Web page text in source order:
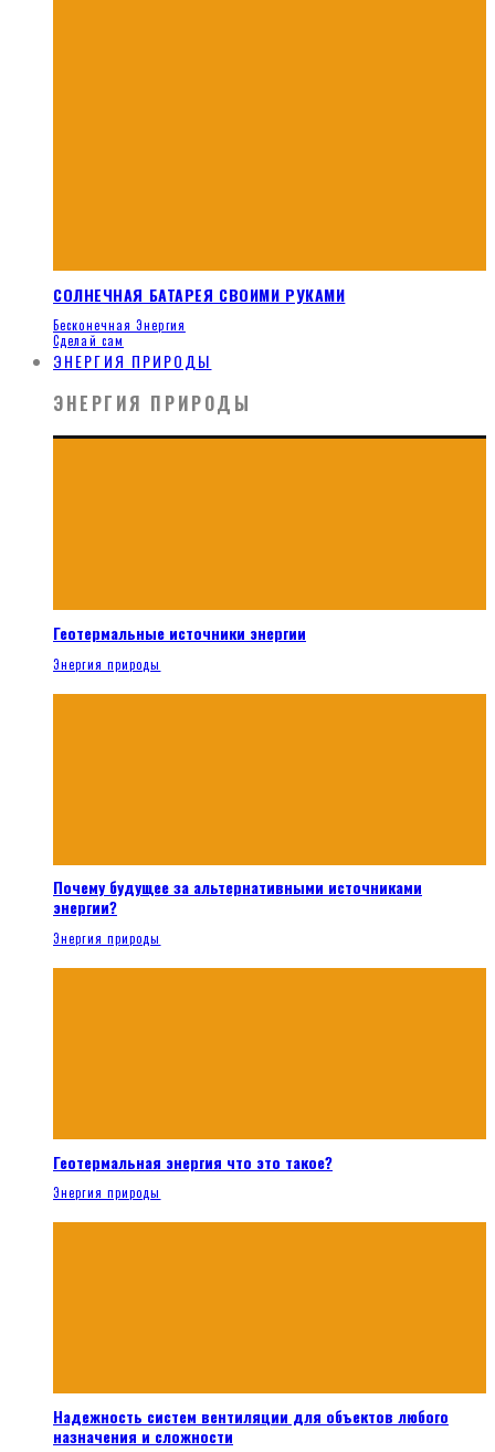
СОЛНЕЧНАЯ БАТАРЕЯ СВОИМИ РУКАМИ
Бесконечная Энергия
Сделай сам
ЭНЕРГИЯ ПРИРОДЫ
ЭНЕРГИЯ ПРИРОДЫ
Геотермальные источники энергии
Энергия природы
Почему будущее за альтернативными источниками
энергии?
Энергия природы
Геотермальная энергия что это такое?
Энергия природы
Надежность систем вентиляции для объектов любого
назначения и сложности